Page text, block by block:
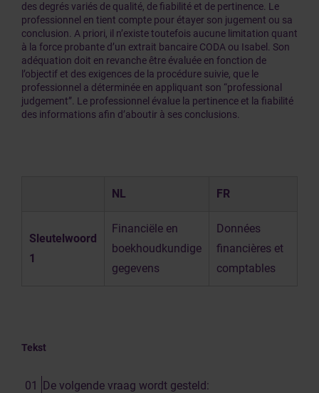
des degrés variés de qualité, de fiabilité et de pertinence. Le
professionnel en tient compte pour étayer son jugement ou sa
conclusion. A priori, il n’existe toutefois aucune limitation quant
à la force probante d’un extrait bancaire CODA ou Isabel. Son
adéquation doit en revanche être évaluée en fonction de
l’objectif et des exigences de la procédure suivie, que le
professionnel a déterminée en appliquant son “professional
judgement”. Le professionnel évalue la pertinence et la fiabilité
des informations afin d’aboutir à ses conclusions.
NL FR
Sleutelwoord
1
Financiële en
boekhoudkundige
gegevens
Données
financières et
comptables
Tekst
De volgende vraag wordt gesteld: